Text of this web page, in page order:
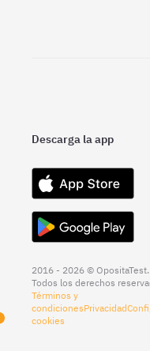
Descarga la app
2016 - 2026 © OpositaTest.
Todos los derechos
Términos y
condicionesPrivacidad
cookies